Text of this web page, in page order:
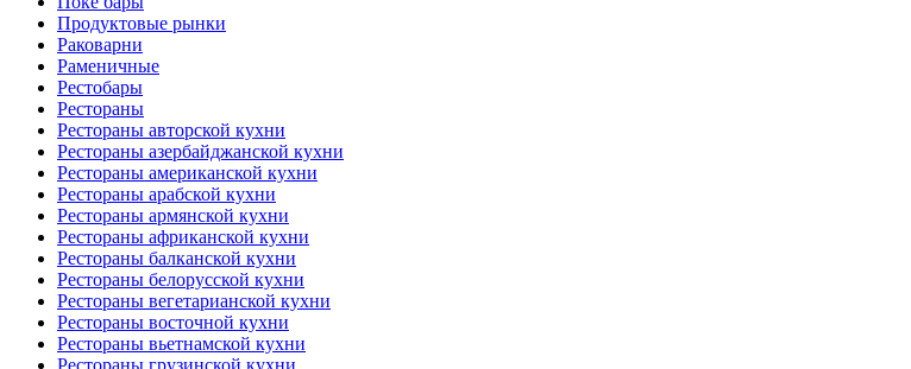
Продуктовые рынки
Раковарни
Раменичные
Рестобары
Рестораны
Рестораны авторской кухни
Рестораны азербайджанской кухни
Рестораны американской кухни
Рестораны арабской кухни
Рестораны армянской кухни
Рестораны африканской кухни
Рестораны балканской кухни
Рестораны белорусской кухни
Рестораны вегетарианской кухни
Рестораны восточной кухни
Рестораны вьетнамской кухни
Рестораны грузинской кухни